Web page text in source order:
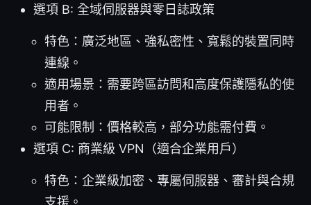
選項 B: 全域伺服器與零日誌政策
特色：廣泛地區、強私密性、寬鬆的裝置同時
連線。
適用場景：需要跨區訪問和高度保護隱私的使
用者。
可能限制：價格較高，部分功能需付費。
選項 C: 商業級 VPN（適合企業用戶）
特色：企業級加密、專屬伺服器、審計與合規
支援。